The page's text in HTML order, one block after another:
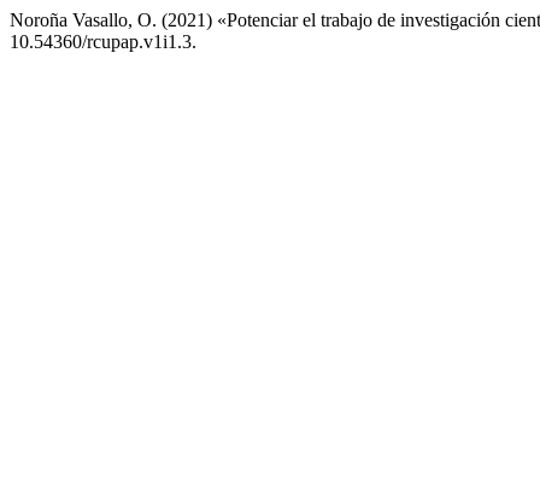
Noroña Vasallo, O. (2021) «Potenciar el trabajo de investigación
10.54360/rcupap.v1i1.3.